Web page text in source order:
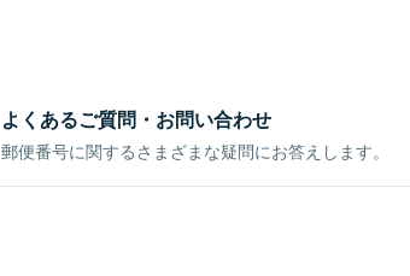
よくあるご質問・お問い合わせ
郵便番号に関するさまざまな疑問にお答えします。